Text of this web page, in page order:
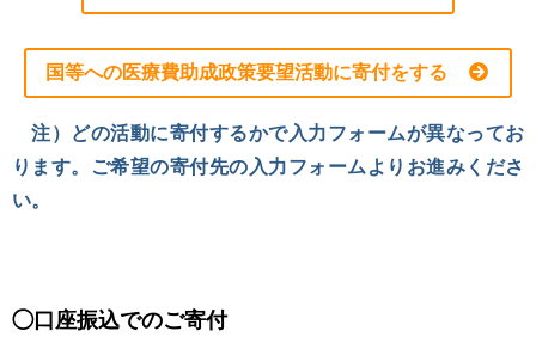
国等への医療費助成政策要望活動に寄付をする
注）どの活動に寄付するかで入力フォームが異なってお
ります。ご希望の寄付先の入力フォームよりお進みくださ
い。
◯口座振込でのご寄付